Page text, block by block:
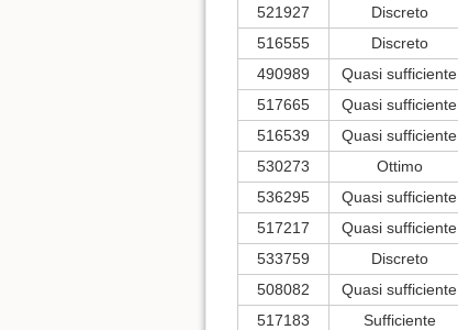
521927
Discreto
516555
Discreto
490989
Quasi sufficiente
517665
Quasi sufficiente
516539
Quasi sufficiente
530273
Ottimo
536295
Quasi sufficiente
517217
Quasi sufficiente
533759
Discreto
508082
Quasi sufficiente
517183
Sufficiente